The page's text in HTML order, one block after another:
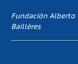
Fundación Alberto
Baillères